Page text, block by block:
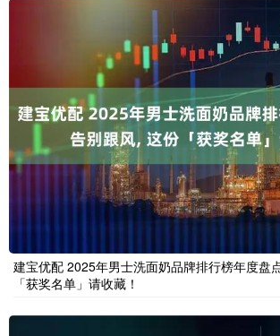
建宝优配 2025年男士洗面奶品牌排行榜年度盘
「获奖名单」请收藏！